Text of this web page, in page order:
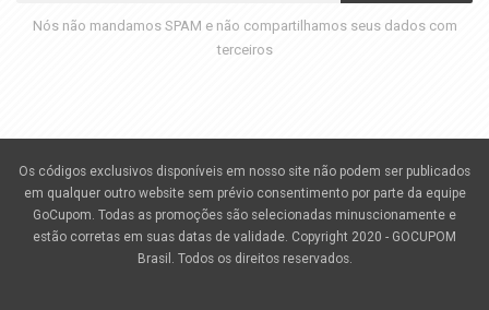
Nós não mandamos SPAM e não compartilhamos seus dados com
terceiros
Os códigos exclusivos disponíveis em nosso site não podem ser publicados
em qualquer outro website sem prévio consentimento por parte da equipe
GoCupom. Todas as promoções são selecionadas minuscionamente e
estão corretas em suas datas de validade. Copyright 2020 - GOCUPOM
Brasil. Todos os direitos reservados.